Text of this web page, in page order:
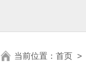
当前位置： 首页 >